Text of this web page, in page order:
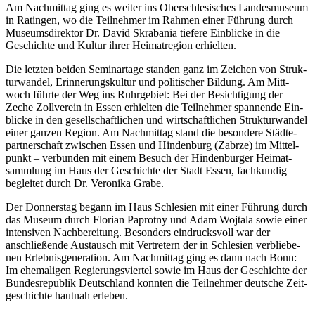
Am Nach­mit­tag ging es wei­ter ins Ober­schle­si­sches Lan­des­mu­se­um
in Ratin­gen, wo die Teil­neh­mer im Rah­men einer Füh­rung durch
Muse­ums­di­rek­tor Dr. David Skra­ba­nia tie­fe­re Ein­bli­cke in die
Geschich­te und Kul­tur ihrer Hei­mat­re­gi­on erhielten.
Die letz­ten bei­den Semi­nar­ta­ge stan­den ganz im Zei­chen von Struk­
tur­wan­del, Erin­ne­rungs­kul­tur und poli­ti­scher Bil­dung. Am Mitt­
woch führ­te der Weg ins Ruhr­ge­biet: Bei der Besich­ti­gung der
Zeche Zoll­ver­ein in Essen erhiel­ten die Teil­neh­mer span­nen­de Ein­
bli­cke in den gesell­schaft­li­chen und wirt­schaft­li­chen Struk­tur­wan­del
einer gan­zen Regi­on. Am Nach­mit­tag stand die beson­de­re Städ­te­
part­ner­schaft zwi­schen Essen und Hin­den­burg (Zabrze) im Mit­tel­
punkt – ver­bun­den mit einem Besuch der Hin­den­bur­ger Hei­mat­
samm­lung im Haus der Geschich­te der Stadt Essen, fach­kun­dig
beglei­tet durch Dr. Vero­ni­ka Grabe.
Der Don­ners­tag begann im Haus Schle­si­en mit einer Füh­rung durch
das Muse­um durch Flo­ri­an Paprot­ny und Adam Woj­ta­la sowie einer
inten­si­ven Nach­be­rei­tung. Beson­ders ein­drucks­voll war der
anschlie­ßen­de Aus­tausch mit Ver­tre­tern der in Schle­si­en ver­blie­be­
nen Erleb­nis­ge­ne­ra­ti­on. Am Nach­mit­tag ging es dann nach Bonn:
Im ehe­ma­li­gen Regie­rungs­vier­tel sowie im Haus der Geschich­te der
Bun­des­re­pu­blik Deutsch­land konn­ten die Teil­neh­mer deut­sche Zeit­
ge­schich­te haut­nah erleben.